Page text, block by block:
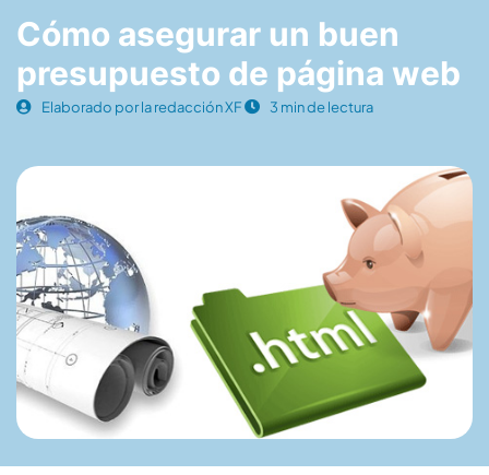
Cómo asegurar un buen
presupuesto de página web
Elaborado por la redacción XF 3 min de lectura